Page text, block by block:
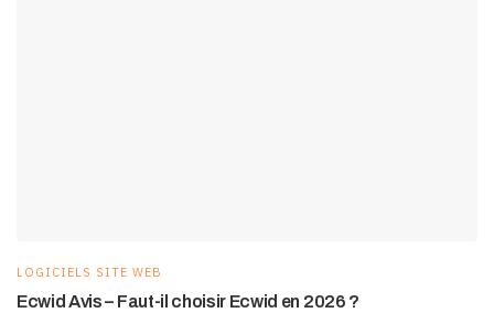
LOGICIELS SITE WEB
Ecwid Avis – Faut-il choisir Ecwid en 2026 ?